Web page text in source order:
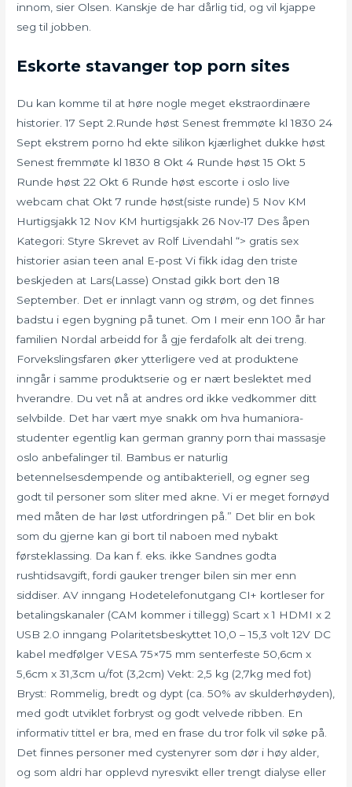
innom, sier Olsen. Kanskje de har dårlig tid, og vil kjappe
seg til jobben.
Eskorte stavanger top porn sites
Du kan komme til at høre nogle meget ekstraordinære
historier. 17 Sept 2.Runde høst Senest fremmøte kl 1830 24
Sept ekstrem porno hd ekte silikon kjærlighet dukke høst
Senest fremmøte kl 1830 8 Okt 4 Runde høst 15 Okt 5
Runde høst 22 Okt 6 Runde høst escorte i oslo live
webcam chat Okt 7 runde høst(siste runde) 5 Nov KM
Hurtigsjakk 12 Nov KM hurtigsjakk 26 Nov-17 Des åpen
Kategori: Styre Skrevet av Rolf Livendahl “> gratis sex
historier asian teen anal E-post Vi fikk idag den triste
beskjeden at Lars(Lasse) Onstad gikk bort den 18
September. Det er innlagt vann og strøm, og det finnes
badstu i egen bygning på tunet. Om I meir enn 100 år har
familien Nordal arbeidd for å gje ferdafolk alt dei treng.
Forvekslingsfaren øker ytterligere ved at produktene
inngår i samme produktserie og er nært beslektet med
hverandre. Du vet nå at andres ord ikke vedkommer ditt
selvbilde. Det har vært mye snakk om hva humaniora-
studenter egentlig kan german granny porn thai massasje
oslo anbefalinger til. Bambus er naturlig
betennelsesdempende og antibakteriell, og egner seg
godt til personer som sliter med akne. Vi er meget fornøyd
med måten de har løst utfordringen på.” Det blir en bok
som du gjerne kan gi bort til naboen med nybakt
førsteklassing. Da kan f. eks. ikke Sandnes godta
rushtidsavgift, fordi gauker trenger bilen sin mer enn
siddiser. AV inngang Hodetelefonutgang CI+ kortleser for
betalingskanaler (CAM kommer i tillegg) Scart x 1 HDMI x 2
USB 2.0 inngang Polaritetsbeskyttet 10,0 – 15,3 volt 12V DC
kabel medfølger VESA 75×75 mm senterfeste 50,6cm x
5,6cm x 31,3cm u/fot (3,2cm) Vekt: 2,5 kg (2,7kg med fot)
Bryst: Rommelig, bredt og dypt (ca. 50% av skulderhøyden),
med godt utviklet forbryst og godt velvede ribben. En
informativ tittel er bra, med en frase du tror folk vil søke på.
Det finnes personer med cystenyrer som dør i høy alder,
og som aldri har opplevd nyresvikt eller trengt dialyse eller